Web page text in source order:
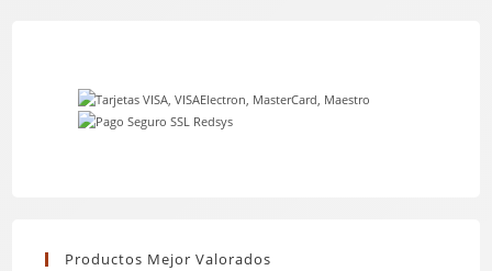
Productos Mejor Valorados